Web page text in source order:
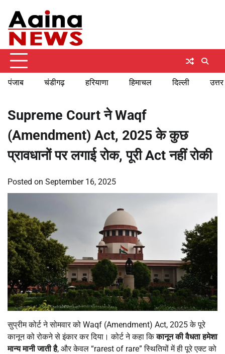
content
पंजाब चंडीगढ़ हरियाणा हिमाचल दिल्ली
Supreme Court ने Waqf
(Amendment) Act, 2025 के कुछ
प्रावधानों पर लगाई रोक, पूरी Act नहीं रोकी
Posted on September 16, 2025
सुप्रीम कोर्ट ने सोमवार को Waqf (Amendment) Act, 2025 के पूरे
कानून को रोकने से इंकार कर दिया। कोर्ट ने कहा किकानून की वैधता हमेशा
मान्य मानी जाती है, और केवल “rarest of rare” स्थितियों में ही पूरे एक्ट को